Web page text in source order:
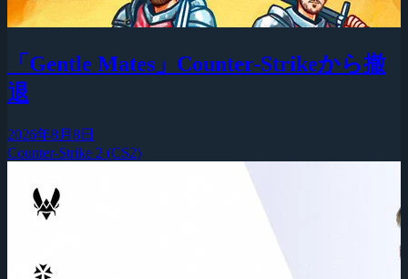
「Gentle Mates」Counter-Strikeから撤
退
2026年8月8日
Counter-Strike 2 (CS2)